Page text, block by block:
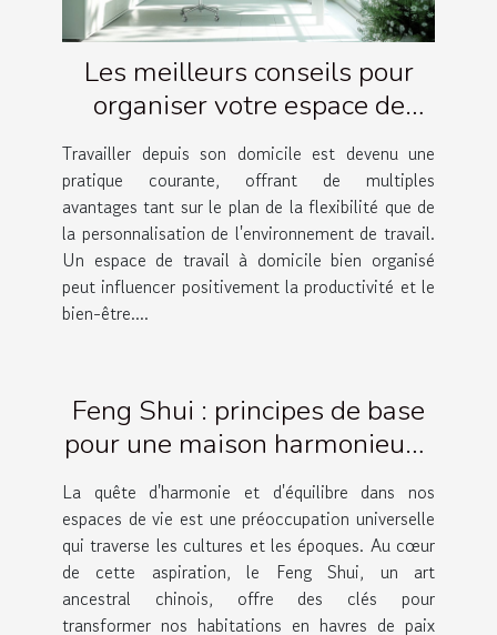
Les meilleurs conseils pour
organiser votre espace de
travail à domicile
Travailler depuis son domicile est devenu une
pratique courante, offrant de multiples
avantages tant sur le plan de la flexibilité que de
la personnalisation de l'environnement de travail.
Un espace de travail à domicile bien organisé
peut influencer positivement la productivité et le
bien-être....
Feng Shui : principes de base
pour une maison harmonieuse
et équilibrée
La quête d'harmonie et d'équilibre dans nos
espaces de vie est une préoccupation universelle
qui traverse les cultures et les époques. Au cœur
de cette aspiration, le Feng Shui, un art
ancestral chinois, offre des clés pour
transformer nos habitations en havres de paix